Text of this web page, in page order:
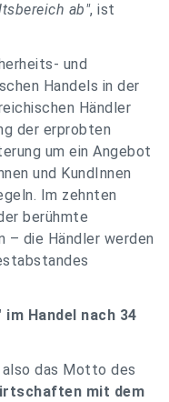
ab", ist
und
Handels in der
Händler
der erprobten
um ein Angebot
und KundInnen
Im zehnten
berühmte
– die Händler werden
Handel nach 34
das Motto des
mit dem